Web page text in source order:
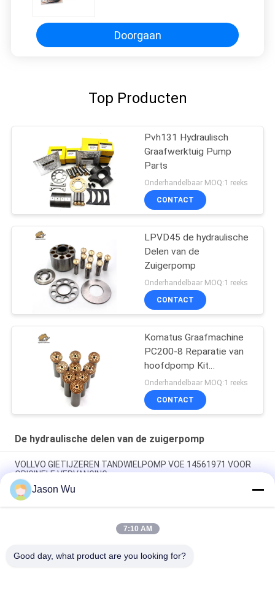
Doorgaan
Top Producten
Pvh131 Hydraulisch
Graafwerktuig Pump
Parts
Onderhandelbaar MOQ:1 reeks
CONTACT
LPVD45 de hydraulische
Delen van de
Zuigerpomp
Onderhandelbaar MOQ:1 reeks
CONTACT
Komatus Graafmachine
PC200-8 Reparatie van
hoofdpomp Kit
Hydraulische pomp
Onderdeel zuigerpomp
Onderhoud reparatie
Onderhandelbaar MOQ:1 reeks
CONTACT
De hydraulische delen van de zuigerpomp
VOLLVO GIETIJZEREN TANDWIELPOMP VOE 14561971 VOOR
ORIGINELE VERVANGING
VOLLVO GIETIJZEREN TANDWIELPOMP VOE 14537295 VOOR
ORIGINELE VERVANGING
VOLLVO GEGEERPOMP VOE 14782798 voor de oorspronkelijke
Jason Wu
7:10 AM
Good day, what product are you looking for?